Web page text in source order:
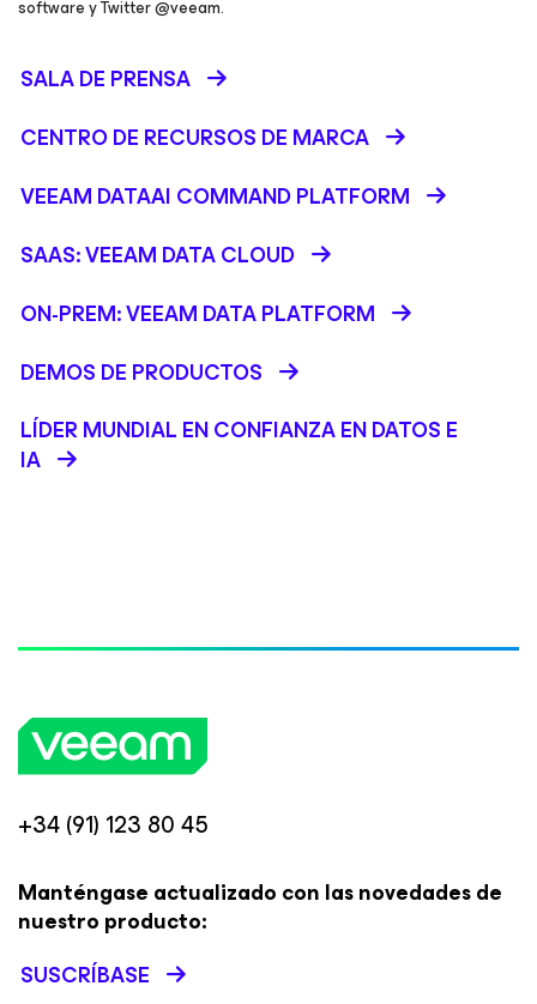
software y Twitter @veeam.
SALA DE PRENSA
CENTRO DE RECURSOS DE MARCA
VEEAM DATAAI COMMAND PLATFORM
SAAS: VEEAM DATA CLOUD
ON-PREM: VEEAM DATA PLATFORM
DEMOS DE PRODUCTOS
LÍDER MUNDIAL EN CONFIANZA EN DATOS E
IA
+34 (91) 123 80 45
Manténgase actualizado con las novedades de
nuestro producto:
SUSCRÍBASE